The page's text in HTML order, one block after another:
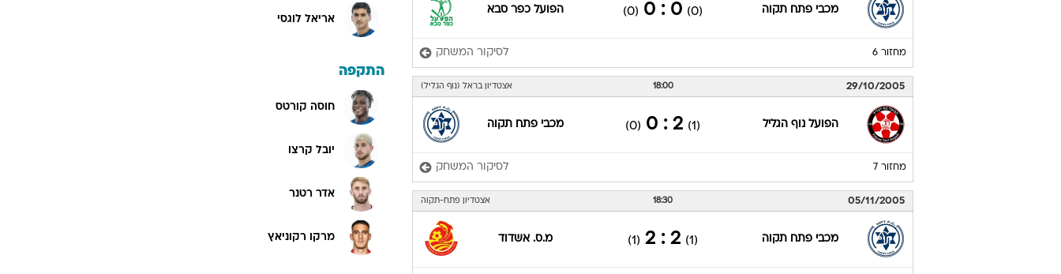
מכבי פתח תקוה (0)
0 : 0
(0) הפועל כפר סבא
מחזור 6 לסיקור המשחק
29/10/2005
18:00 אצטדיון בראל (נוף הגליל)
הפועל נוף הגליל (1)
2 : 0
(0) מכבי פתח תקוה
מחזור 7 לסיקור המשחק
05/11/2005
18:30 אצטדיון פתח-תקוה
מכבי פתח תקוה (1)
2 : 2
(1) מ.ס. אשדוד
אריאל לוגסי
התקפה
חוסה קורטס
יובל קרצו
אדר רטנר
מרקו רקוניאץ